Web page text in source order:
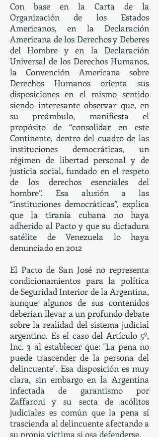
Con base en la Carta de la
Organización de los Estados
Americanos, en la Declaración
Americana de los Derechos y Deberes
del Hombre y en la Declaración
Universal de los Derechos Humanos,
la Convención Americana sobre
Derechos Humanos orienta sus
disposiciones en el mismo sentido
siendo interesante observar que, en
su preámbulo, manifiesta el
propósito de “consolidar en este
Continente, dentro del cuadro de las
instituciones democráticas, un
régimen de libertad personal y de
justicia social, fundado en el respeto
de los derechos esenciales del
hombre”. Esa alusión a las
“instituciones democráticas”, explica
que la tiranía cubana no haya
adherido al Pacto y que su dictadura
satélite de Venezuela lo haya
denunciado en 2012
El Pacto de San José no representa
condicionamientos para la política
de Seguridad Interior de la Argentina,
aunque algunos de sus contenidos
deberían llevar a un profundo debate
sobre la realidad del sistema judicial
argentino. Es el caso del Artículo 5º,
Inc. 3 al establecer que: "La pena no
puede trascender de la persona del
delincuente". Esa disposición es muy
clara, sin embargo en la Argentina
infectada de garantismo por
Zaffaroni y su secta de acólitos
judiciales es común que la pena sí
trascienda al delincuente afectando a
su propia víctima si osa defenderse.